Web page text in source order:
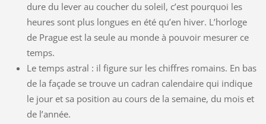
dure du lever au coucher du soleil, c’est pourquoi les
heures sont plus longues en été qu’en hiver. L’horloge
de Prague est la seule au monde à pouvoir mesurer ce
temps.
Le temps astral : il figure sur les chiffres romains. En bas
de la façade se trouve un cadran calendaire qui indique
le jour et sa position au cours de la semaine, du mois et
de l’année.